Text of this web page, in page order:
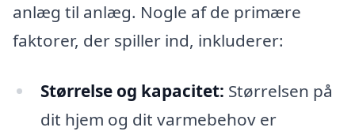
anlæg til anlæg. Nogle af de primære
faktorer, der spiller ind, inkluderer:
Størrelse og kapacitet: Størrelsen på
dit hjem og dit varmebehov er